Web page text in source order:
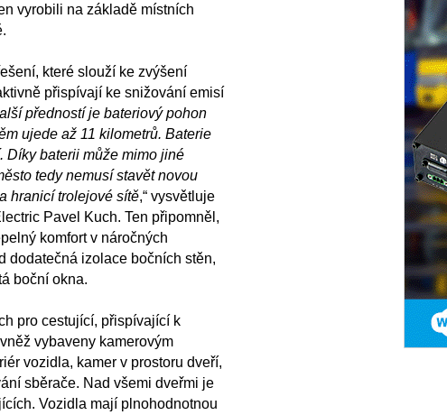
vyrobili na základě místních
které slouží ke zvýšení
přispívají ke snižování emisí
předností je bateriový pohon
ujede až 11 kilometrů. Baterie
Díky baterii může mimo jiné
tedy nemusí stavět novou
hranicí trolejové sítě,“ vysvětluje
Pavel Kuch. Ten připomněl,
komfort v náročných
dodatečná izolace bočních stěn,
boční okna.
pro cestující, přispívající k
vybaveny kamerovým
vozidla, kamer v prostoru dveří,
sběrače. Nad všemi dveřmi je
Vozidla mají plnohodnotnou